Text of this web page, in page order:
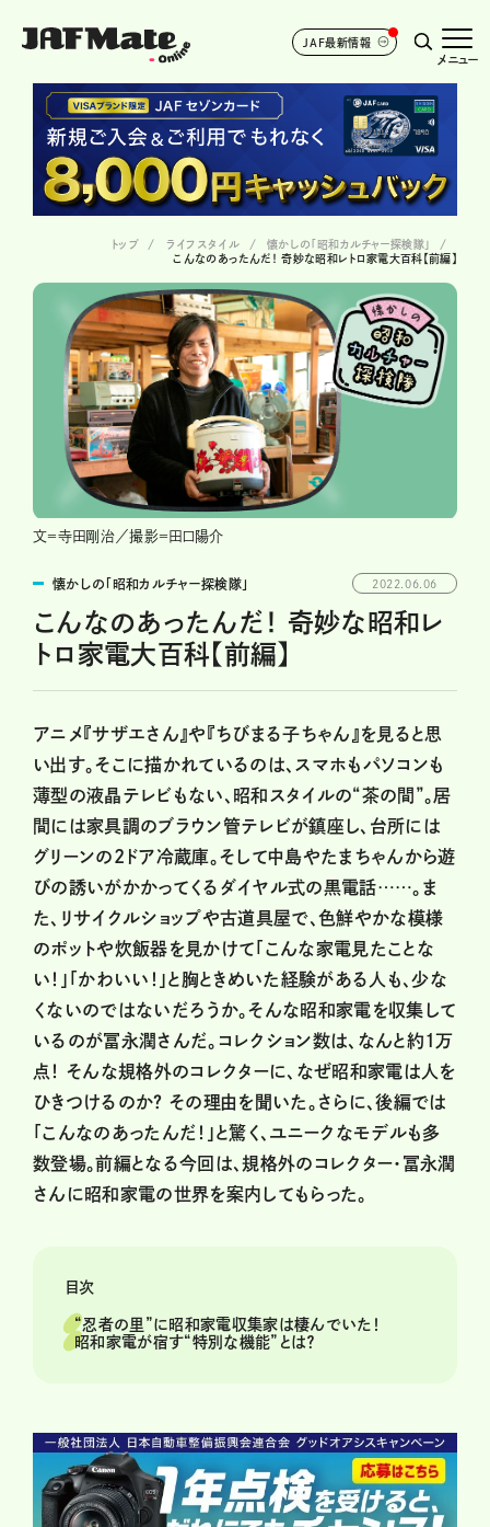
JAF最新情報
メニュー
トップ ライフスタイル
懐かしの「昭和カルチャー探検隊」
こんなのあったんだ！ 奇妙な昭和レトロ家電大百科【前編】
文＝寺田剛治／撮影＝田口陽介
懐かしの「昭和カルチャー探検隊」 2022.06.06
こんなのあったんだ！ 奇妙な昭和レ
トロ家電大百科【前編】
アニメ『サザエさん』や『ちびまる子ちゃん』を見ると思
い出す。そこに描かれているのは、スマホもパソコンも
薄型の液晶テレビもない、昭和スタイルの“茶の間”。居
間には家具調のブラウン管テレビが鎮座し、台所には
グリーンの2ドア冷蔵庫。そして中島やたまちゃんから遊
びの誘いがかかってくるダイヤル式の黒電話……。ま
た、リサイクルショップや古道具屋で、色鮮やかな模様
のポットや炊飯器を見かけて「こんな家電見たことな
い！」「かわいい！」と胸ときめいた経験がある人も、少な
くないのではないだろうか。そんな昭和家電を収集して
いるのが冨永潤さんだ。コレクション数は、なんと約1万
点！ そんな規格外のコレクターに、なぜ昭和家電は人を
ひきつけるのか？ その理由を聞いた。さらに、後編では
「こんなのあったんだ！」と驚く、ユニークなモデルも多
数登場。前編となる今回は、規格外のコレクター・冨永潤
さんに昭和家電の世界を案内してもらった。
目次
“忍者の里”に昭和家電収集家は棲んでいた！
昭和家電が宿す“特別な機能”とは？